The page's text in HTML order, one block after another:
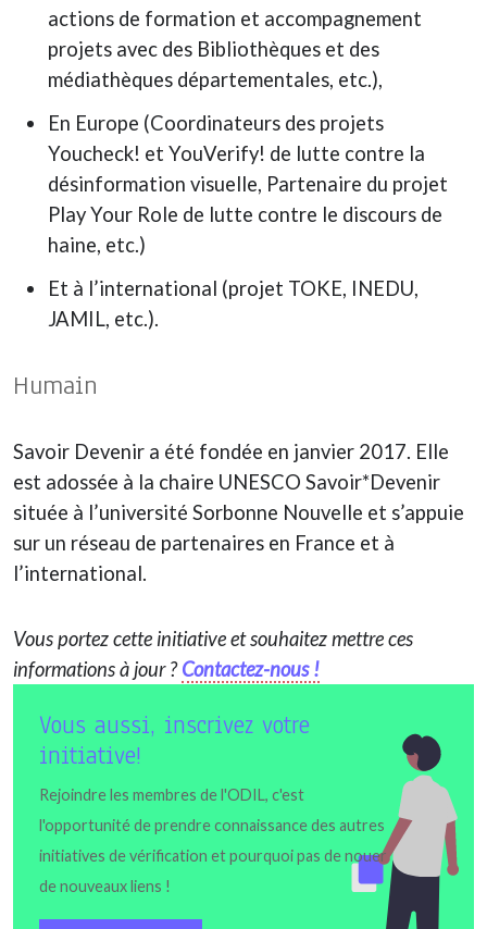
actions de formation et accompagnement
projets avec des Bibliothèques et des
médiathèques départementales, etc.),
En Europe (Coordinateurs des projets
Youcheck! et YouVerify! de lutte contre la
désinformation visuelle, Partenaire du projet
Play Your Role de lutte contre le discours de
haine, etc.)
Et à l’international (projet TOKE, INEDU,
JAMIL, etc.).
Humain
Savoir Devenir a été fondée en janvier 2017. Elle
est adossée à la chaire UNESCO Savoir*Devenir
située à l’université Sorbonne Nouvelle et s’appuie
sur un réseau de partenaires en France et à
l’international.
Vous portez cette initiative et souhaitez mettre ces
informations à jour ?Contactez-nous !
Vous aussi, inscrivez votre
initiative!
Rejoindre les membres de l'ODIL, c'est
l'opportunité de prendre connaissance des autres
initiatives de vérification et pourquoi pas de nouer
de nouveaux liens !